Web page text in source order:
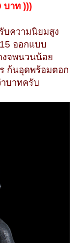
บาท )))
บความนิยมสูง
ออกแบบ
งจพนวนน้อย
ก้นอุดพร้อมตอก
บาทครับ